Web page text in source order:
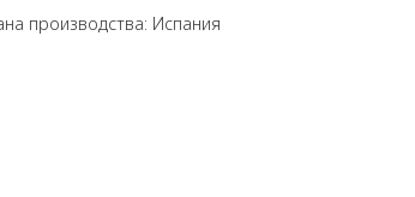
производства: Испания